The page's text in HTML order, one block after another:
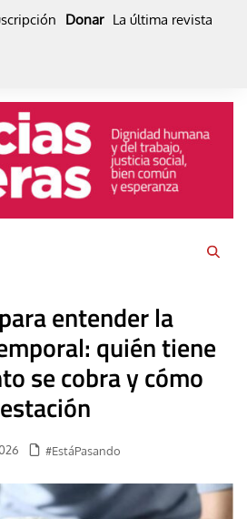
Donar La última revista
entender la
quién tiene
se cobra y cómo
#EstáPasando